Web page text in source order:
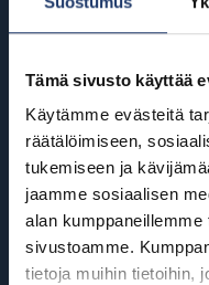
Tämä sivusto käyttää
Käytämme evästeitä
räätälöimiseen,
tukemiseen ja
jaamme sosiaalisen
alan
sivustoamme.
tietoja muihin tietoihin,